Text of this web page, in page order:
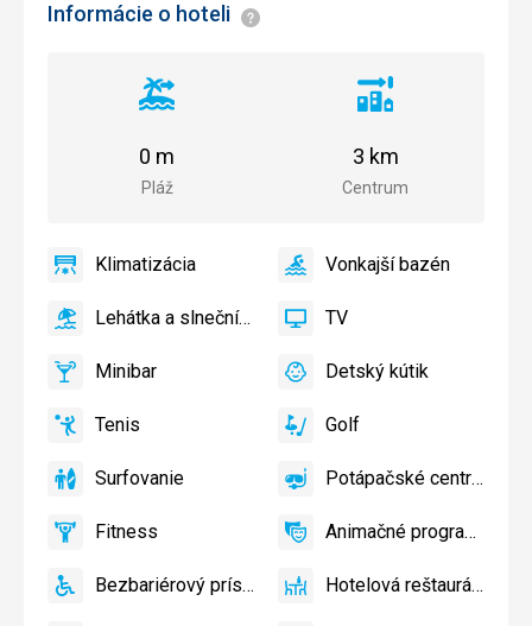
Informácie o hoteli Informácie
Vzdialenosť
pláže
Pláž
0 m
Vzdialenosť
centra
Centrum
3 km
Klimatizácia
Klimatizácia
áno
VonkajšíVonkajší bazén
áno
Lehátka
slnečníky
bazéne
Lehátka
a
slnečníky
na
zadarmo
Lehátka a slnečníky pri bazéne zadarmo
áno TV TV
áno
Minibar,Minibar
áno
Detský
Detské
Detský
Detský kútik
áno
Tenis,Tenis
áno Golf Golf
áno
Surfovanie
Surfovanie
áno
Potápačské
Potápačské centrum
áno
FitnessFitness
áno
Animačné
Animačné programy
áno
Bezbariérový
Bezbariérový prístup
áno
HotelováHotelová reštaurácia
áno